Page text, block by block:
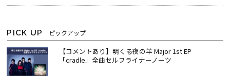
PICK UP ピックアップ
【コメントあり】明くる夜の羊 Major 1st EP
「cradle」全曲セルフライナーノーツ